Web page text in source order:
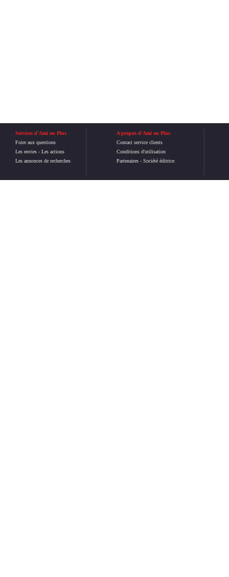
Services d'Ami ou Plus
Foire aux questions
Les envies - Les actions
Les annonces de recherches
A propos d'Ami ou Plus
Contact service clients
Conditions d'utilisation
Partenaires- Société éditrice